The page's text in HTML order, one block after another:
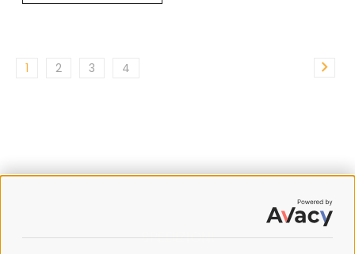
1 2 3 4
SPEDIZIONI